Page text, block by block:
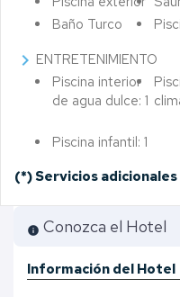
Baño Turco
chevron_right ENTRETENIMIENTO
Piscina interior
de agua dulce: 1
Piscina infantil: 1
(*)Servicios
info Conozca el Hotel
Información del Hotel